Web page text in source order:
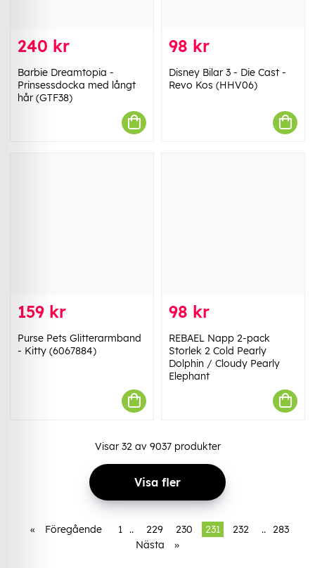
240 kr
Barbie Dreamtopia -
Prinsessdocka med långt
hår (GTF38)
98 kr
Disney Bilar 3 - Die Cast -
Revo Kos (HHV06)
159 kr
Purse Pets Glitterarmband
- Kitty (6067884)
98 kr
REBAEL Napp 2-pack
Storlek 2 Cold Pearly
Dolphin / Cloudy Pearly
Elephant
Visar 32av 9037produkter
Visa fler
« Föregående 1 .. 229 230 231 232 .. 283
Nästa
»